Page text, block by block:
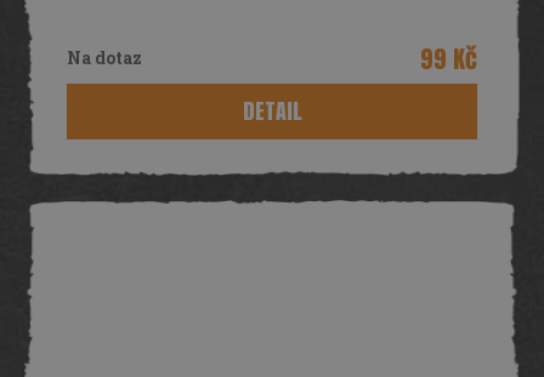
Na dotaz 99 Kč
DETAIL